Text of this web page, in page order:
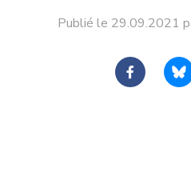
Publié le 29.09.2021